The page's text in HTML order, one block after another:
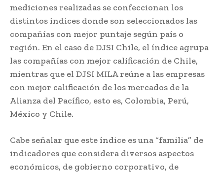
mediciones realizadas se confeccionan los
distintos índices donde son seleccionados las
compañías con mejor puntaje según país o
región. En el caso de DJSI Chile, el índice agrupa
las compañías con mejor calificación de Chile,
mientras que el DJSI MILA reúne a las empresas
con mejor calificación de los mercados de la
Alianza del Pacífico, esto es, Colombia, Perú,
México y Chile.
Cabe señalar que este índice es una “familia” de
indicadores que considera diversos aspectos
económicos, de gobierno corporativo, de